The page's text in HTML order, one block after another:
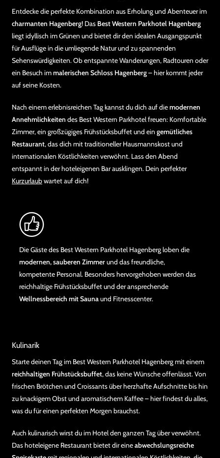
Entdecke die perfekte Kombination aus Erholung und Abenteuer im
charmanten Hagenberg! Das Best Western Parkhotel Hagenberg
liegt idyllisch im Grünen und bietet dir den idealen Ausgangspunkt
für Ausflüge in die umliegende Natur und zu spannenden
Sehenswürdigkeiten. Ob entspannte Wanderungen, Radtouren oder
ein Besuch immalerischen Schloss Hagenberg– hier kommt jeder
auf seine Kosten.
Nach einem erlebnisreichen Tag kannst du dich auf diemodernen
Annehmlichkeiten des Best Western Parkhotel freuen: Komfortable
Zimmer, ein großzügiges Frühstücksbuffet und ein gemütliches
Restaurant, das dich mit traditioneller Hausmannskost und
internationalen Köstlichkeiten verwöhnt. Lass den Abend
entspannt in der hoteleigenen Bar ausklingen. Dein perfekter
Kurzurlaubwartet auf dich!
Die Gäste des Best Western Parkhotel Hagenberg loben die
modernen, sauberen Zimmerund das freundliche,
kompetente Personal. Besonders hervorgehoben werden das
reichhaltige Frühstücksbuffet und der ansprechende
Wellnessbereich mit Saunaund Fitnesscenter.
Kulinarik
Starte deinen Tag im Best Western Parkhotel Hagenberg mit einem
reichhaltigen Frühstücksbuffet, das keine Wünsche offenlässt. Von
frischen Brötchen und Croissants über herzhafte Aufschnitte bis hin
zu knackigem Obst und aromatischem Kaffee – hier findest du alles,
was du für einen perfekten Morgen brauchst.
Auch kulinarisch wirst du im Hotel den ganzen Tag über verwöhnt.
Das hoteleigene Restaurant bietet dir eineabwechslungsreiche